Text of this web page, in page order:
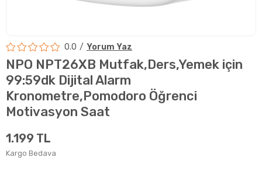
0.0 Yorum Yaz
NPO NPT26XB Mutfak,Ders,Yemek için
99:59dk Dijital Alarm
Kronometre,Pomodoro Öğrenci
Motivasyon Saat
1.199 TL
Kargo Bedava